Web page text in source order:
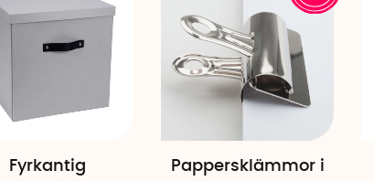
Fyrkantig
Pappersklämmor i